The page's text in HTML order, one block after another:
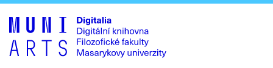
to
main
content